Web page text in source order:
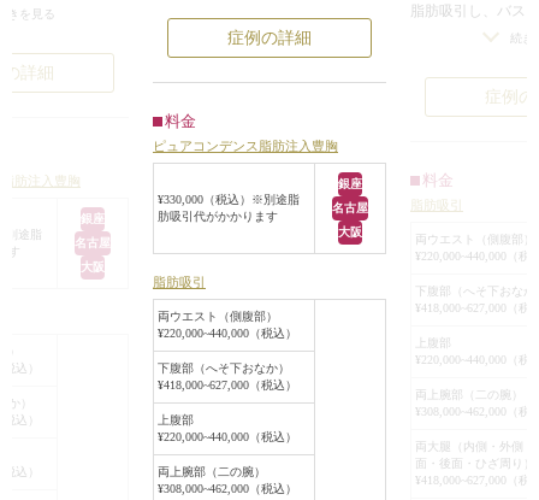
いうご要望で来院
いたところ、バス
たそうですが、
にはCカップ程度
らしく、患者様は
酸豊胸やシリコン
尻~太ももにかけ
うことでした。
きを見る
詳細
肪注入豊胸
別途脂
す
銀座
名古屋
大阪
込）
か）
込）
込）
トはある程度のボリュームはあるの
ですが、加齢によるものか、皮膚が
余っているわりにはボリュームが減
ました。
脂肪吸引を希望されていた背中、
腰、ウエストは、皮下脂肪がある程
度たくさんついていて、脂肪吸引の
吸引できる皮下脂肪がある程度あっ
て、脂肪注入するためのキャパシテ
ィ（容量）もバストにあり、脂肪注
入豊胸の適応としてはある程度ある
ため、患者様のご要望通り、背中、
ウエスト、腰から脂肪吸引し、バス
トに脂肪注入することになりまし
た。
脂肪吸引は、吸引し過ぎると皮膚の
表面が凸凹になったり、吸引した部
症例の詳細
料金
ピュアコンデンス脂肪注入豊胸
¥330,000（税込）※別途脂
肪吸引代がかかります
銀座
名古屋
大阪
脂肪吸引
両ウエスト（側腹部）
¥220,000~440,000（税込）
下腹部（へそ下おなか）
¥418,000~627,000（税込）
上腹部
¥220,000~440,000（税込）
両上腕部（二の腕）
¥308,000~462,000（税込）
脂肪吸引し、バス
っております。
今度は、お腹周り
バストに脂肪注入
（上腹部～下腹部
中）から脂肪吸引
ションしてピュア
肪を作成しました。
左右のバストにピ
肪を130ccずつマ
クションしました。
手術後7ヶ月には
て落ち着き、脂肪
引きました。
バストは1カップ
り、お腹周りも引
続き
症例
料金
脂肪吸引
両ウエスト（側腹部）
¥220,000~440,000（税
下腹部（へそ下おなか
¥418,000~627,000（税
上腹部
¥220,000~440,000（税
両上腕部（二の腕）
¥308,000~462,000（税
両大腿（内側・外側・
面・後面・ひざ周り）
¥418,000~627,000（税